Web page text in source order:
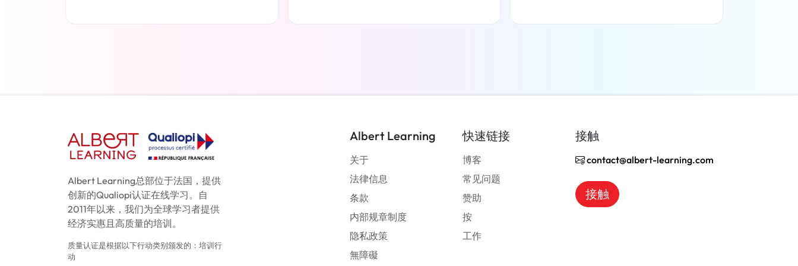
Albert Learning总部位于法国，提供
创新的Qualiopi认证在线学习。自
2011年以来，我们为全球学习者提供
经济实惠且高质量的培训。
质量认证是根据以下行动类别颁发的：培训行
动
Albert Learning
关于
法律信息
条款
内部规章制度
隐私政策
無障礙
快速链接
博客
常见问题
赞助
按
工作
接触
contact@albert-learning.com
接触